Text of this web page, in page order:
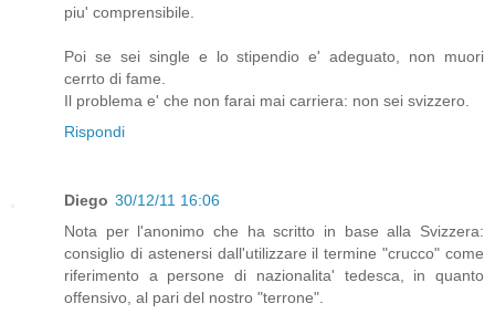
piu' comprensibile.
Poi se sei single e lo stipendio e' adeguato, non muori
cerrto di fame.
Il problema e' che non farai mai carriera: non sei svizzero.
Rispondi
Diego 30/12/11 16:06
Nota per l'anonimo che ha scritto in base alla Svizzera:
consiglio di astenersi dall'utilizzare il termine "crucco" come
riferimento a persone di nazionalita' tedesca, in quanto
offensivo, al pari del nostro "terrone".